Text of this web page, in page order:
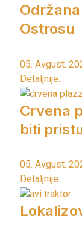
Ostrosu
05. Avgust.
Detaljnije...
Crvena
biti
05. Avgust.
Detaljnije...